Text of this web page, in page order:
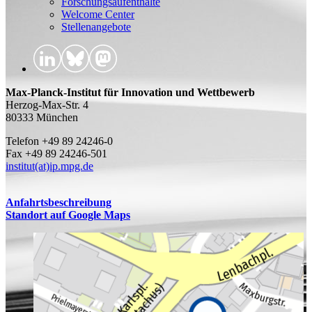
Welcome Center
Stellenangebote
Max-Planck-Institut für Innovation und Wettbewerb
Herzog-Max-Str. 4
80333 München
Telefon +49 89 24246-0
Fax +49 89 24246-501
institut(at)ip.mpg.de
Anfahrtsbeschreibung
Standort auf Google Maps